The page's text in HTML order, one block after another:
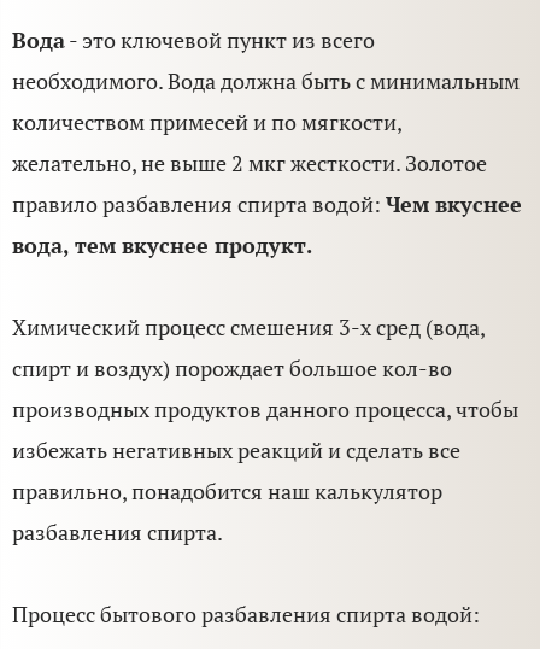
Вода- это ключевой пункт из всего
необходимого. Вода должна быть с минимальным
количеством примесей и по мягкости,
желательно, не выше 2 мкг жесткости. Золотое
правило разбавления спирта водой: Чем вкуснее
вода, тем вкуснее продукт.
Химический процесс смешения 3-х сред (вода,
спирт и воздух) порождает большое кол-во
производных продуктов данного процесса, чтобы
избежать негативных реакций и сделать все
правильно, понадобится наш калькулятор
разбавления спирта.
Процесс бытового разбавления спирта водой: